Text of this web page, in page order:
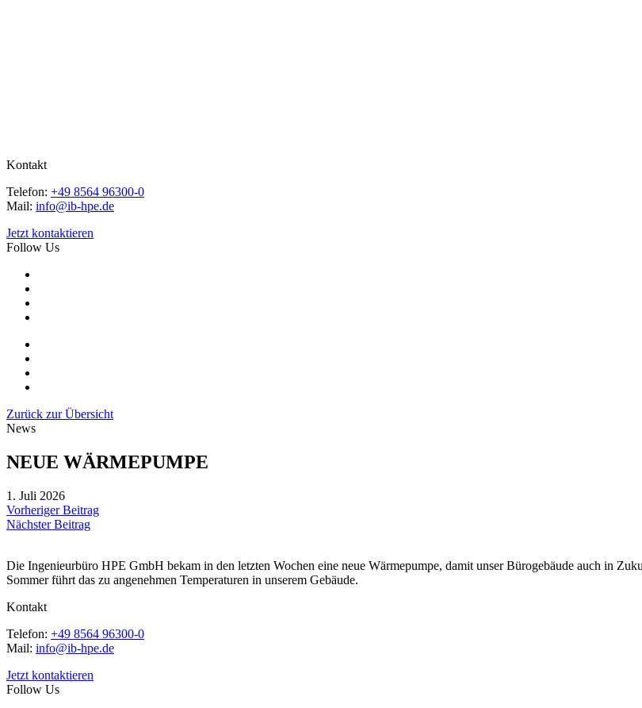
Kontakt
Telefon: +49 8564 96300-0
Mail: info@ib-hpe.de
Jetzt kontaktieren
Follow Us
Zurück zur Übersicht
News
NEUE WÄRMEPUMPE
1. Juli 2026
Vorheriger Beitrag
Nächster Beitrag
Die Ingenieurbüro HPE GmbH bekam in den letzten Wochen eine neue Wärmepumpe, damit unser Bürogebäude auch in
Sommer führt das zu angenehmen Temperaturen in unserem Gebäude.
Kontakt
Telefon: +49 8564 96300-0
Mail: info@ib-hpe.de
Jetzt kontaktieren
Follow Us